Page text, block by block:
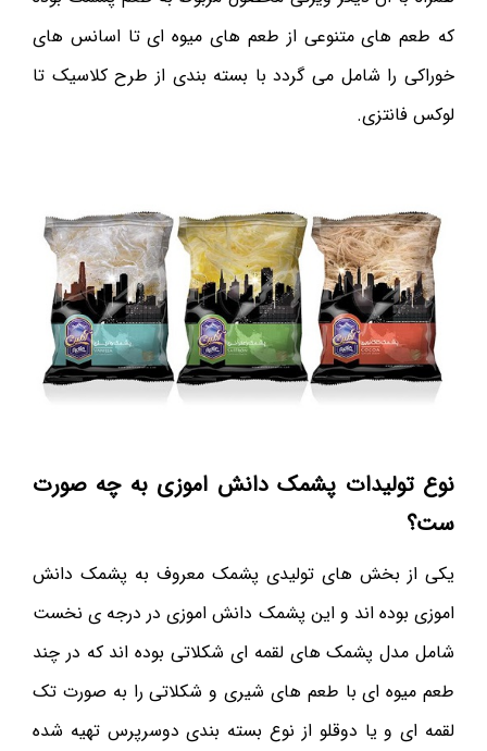
که طعم های متنوعی از طعم های میوه ای تا اسانس های
خوراکی را شامل می گردد با بسته بندی از طرح کلاسیک تا
لوکس فانتزی.
نوع تولیدات پشمک دانش اموزی به چه صورت
ست؟
یکی از بخش های تولیدی پشمک معروف به پشمک دانش
اموزی بوده اند و این پشمک دانش اموزی در درجه ی نخست
شامل مدل پشمک های لقمه ای شکلاتی بوده اند که در چند
طعم میوه ای با طعم های شیری و شکلاتی را به صورت تک
لقمه ای و یا دوقلو از نوع بسته بندی دوسرپرس تهیه شده